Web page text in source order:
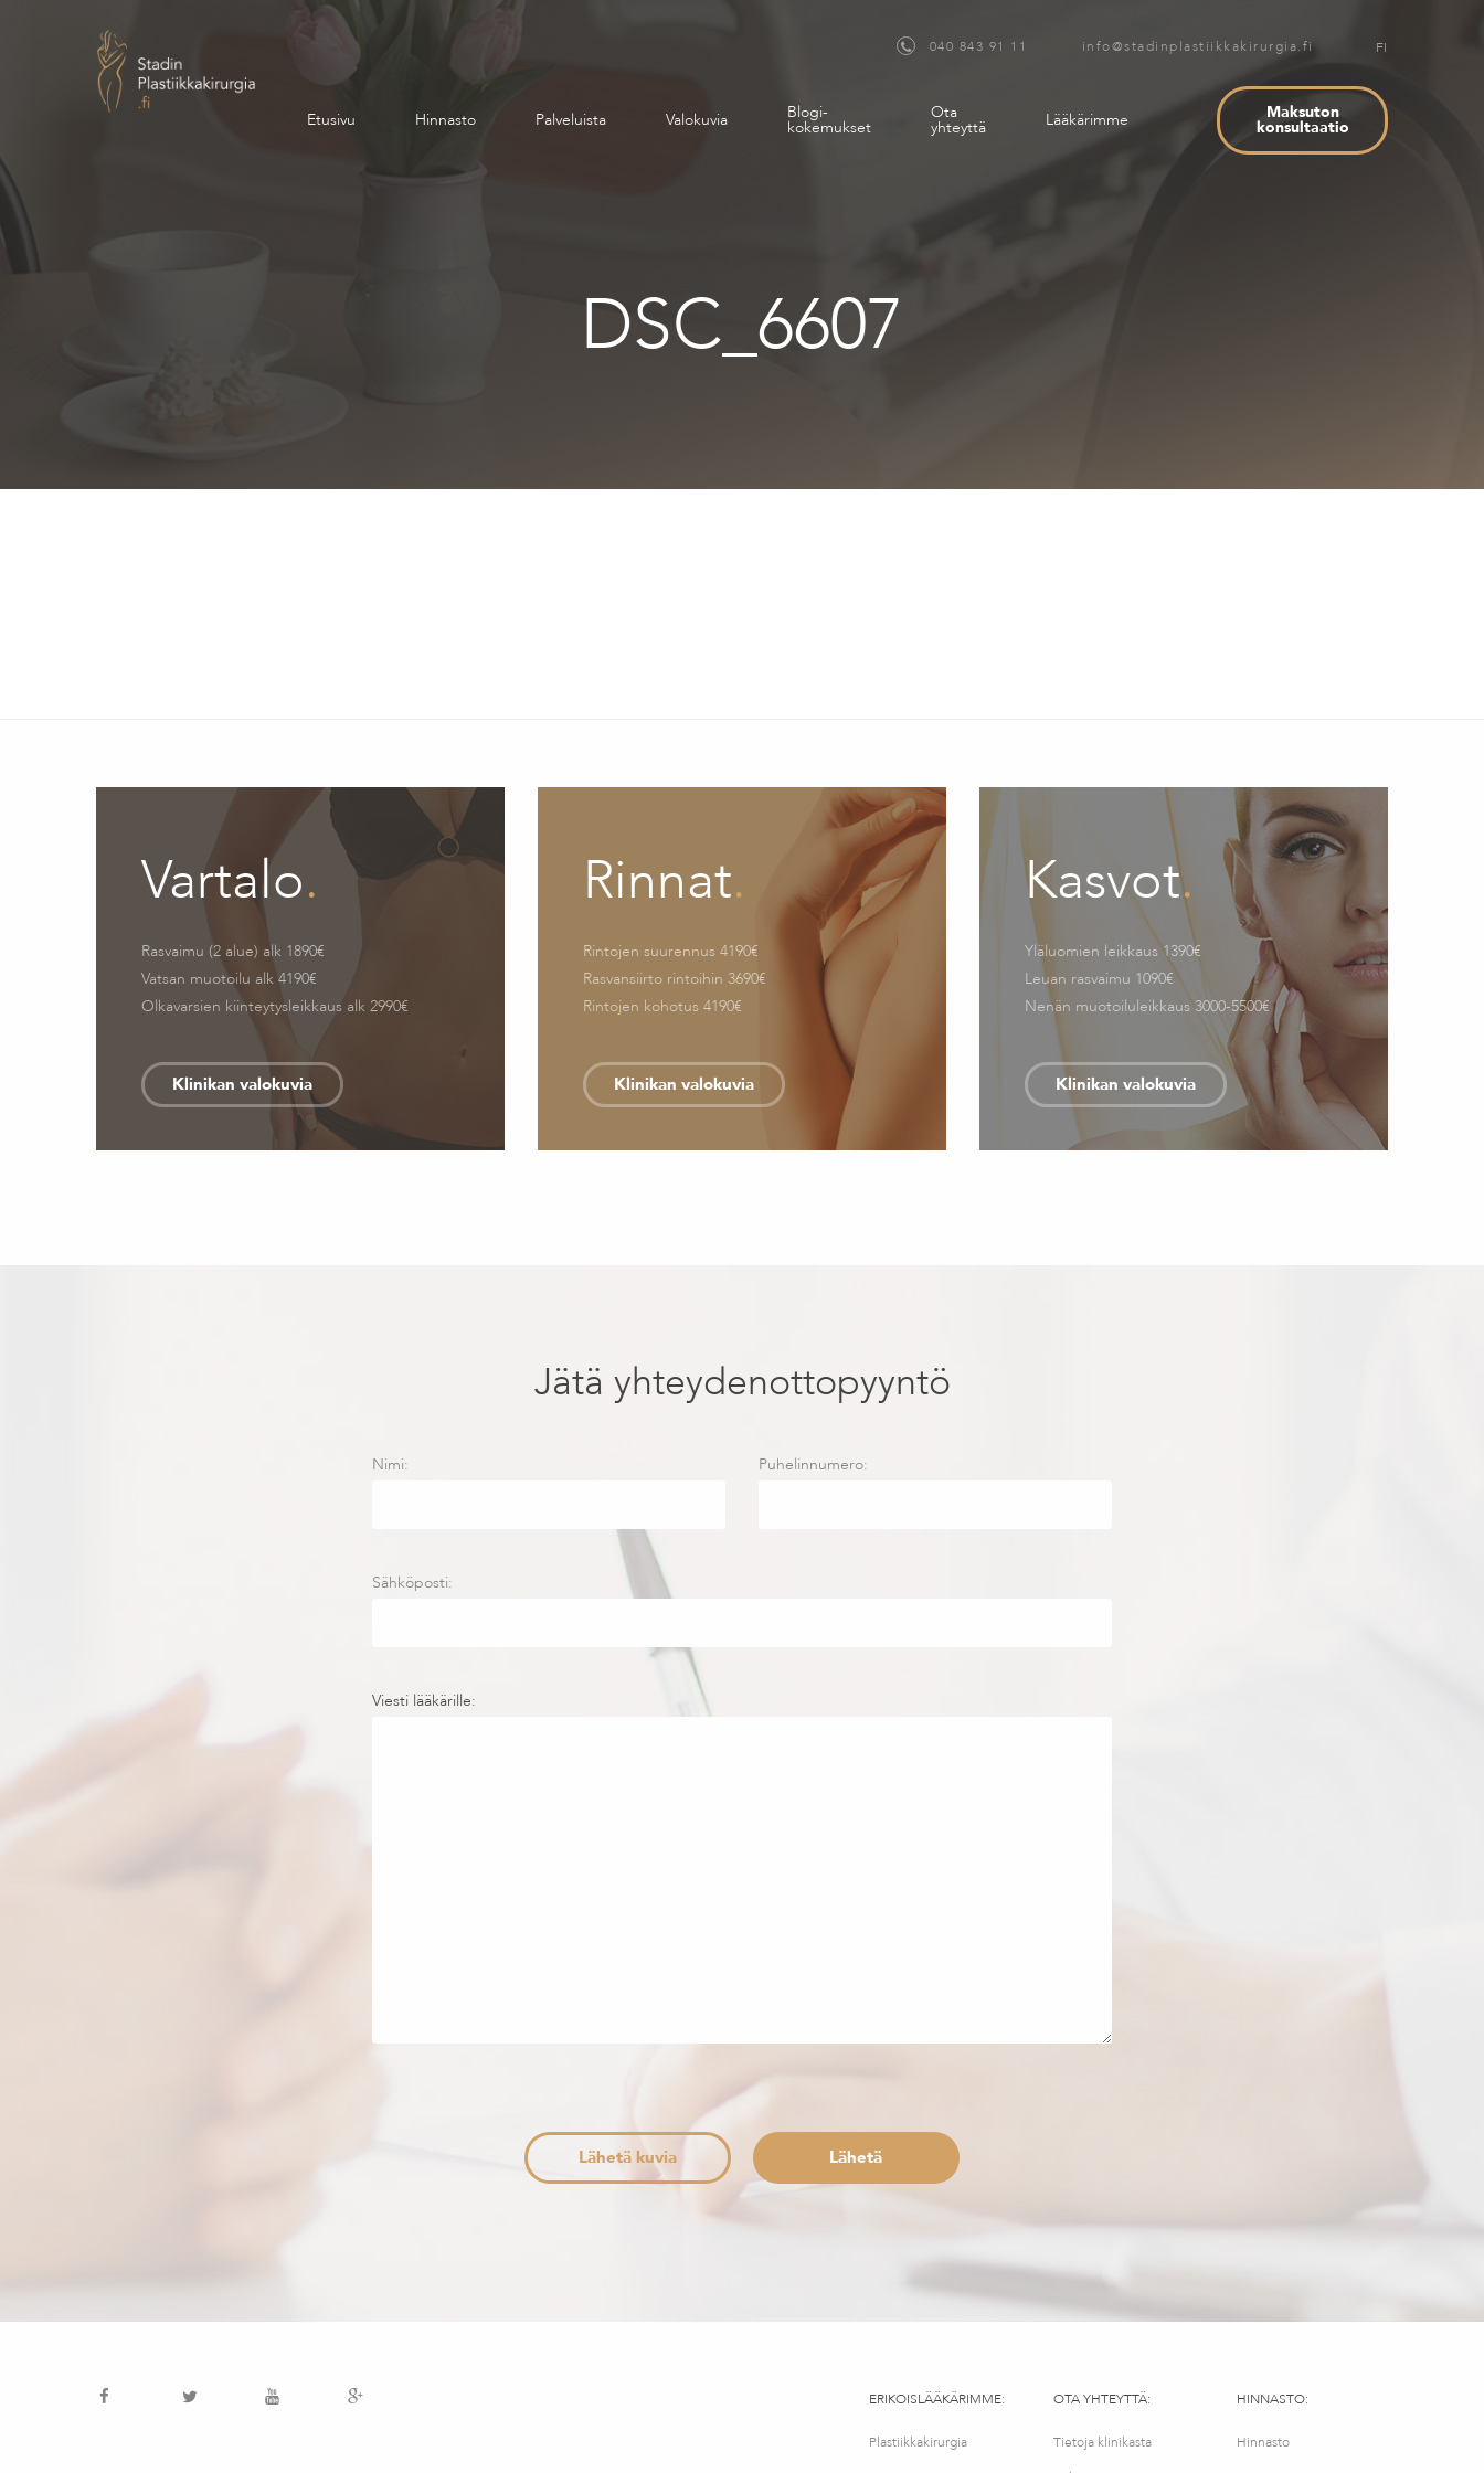
040 843 91 11 info@stadinplastiikkakirurgia.fi FI
Etusivu Hinnasto Palveluista Valokuvia Blogi-
kokemukset
Ota
yhteyttä Lääkärimme Maksuton
konsultaatio
DSC_6607
Vartalo.
Rasvaimu (2 alue) alk 1890€
Vatsan muotoilu alk 4190€
Olkavarsien kiinteytysleikkaus alk 2990€
Klinikan valokuvia
Rinnat.
Rintojen suurennus 4190€
Rasvansiirto rintoihin 3690€
Rintojen kohotus 4190€
Klinikan valokuvia
Kasvot.
Yläluomien leikkaus 1390€
Leuan rasvaimu 1090€
Nenän muotoiluleikkaus 3000-5500€
Klinikan valokuvia
Jätä yhteydenottopyyntö
Nimi: Puhelinnumero:
Sähköposti:
Viesti lääkärille:
Lähetä kuvia
ERIKOISLÄÄKÄRIMME:
Plastiikkakirurgia
OTA YHTEYTTÄ:
Tietoja klinikasta
HINNASTO:
Hinnasto